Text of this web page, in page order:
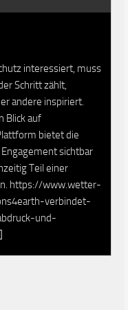
interessiert, muss
Schritt zählt,
andere inspiriert.
Blick auf
bietet die
sichtbar
Teil einer
https://www.wetter-
verbindet-
und-